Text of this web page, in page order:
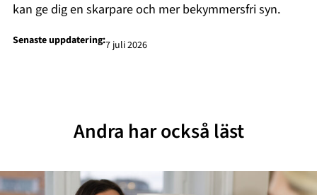
kan ge dig en skarpare och mer bekymmersfri syn.
Senaste uppdatering:7 juli 2026
Andra har också läst